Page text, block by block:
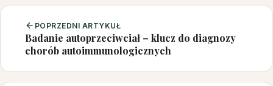
POPRZEDNI ARTYKUŁ
Badanie autoprzeciwciał – klucz do diagnozy
chorób autoimmunologicznych